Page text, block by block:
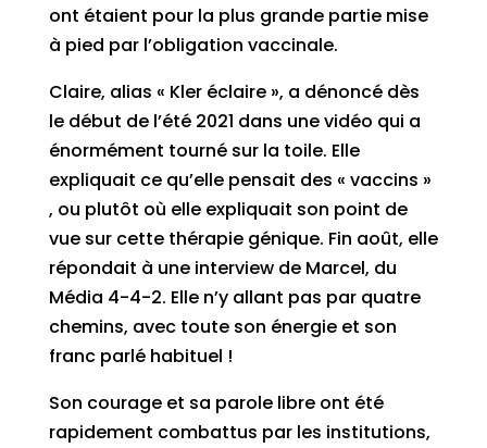
ont étaient pour la plus grande partie mise
à pied par l’obligation vaccinale.
Claire, alias « Kler éclaire », a dénoncé dès
le début de l’été 2021 dans une vidéo qui a
énormément tourné sur la toile. Elle
expliquait ce qu’elle pensait des « vaccins »
, ou plutôt où elle expliquait son point de
vue sur cette thérapie génique. Fin août, elle
répondait à une interview de Marcel, du
Média 4-4-2. Elle n’y allant pas par quatre
chemins, avec toute son énergie et son
franc parlé habituel !
Son courage et sa parole libre ont été
rapidement combattus par les institutions,